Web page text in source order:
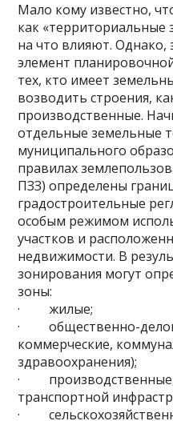
Мало кому известно,
как
на что влияют. Однако,
элемент
тех, кто имеет
возводить строения,
производственные.
отдельные земельные
муниципального
правилах
ПЗЗ) определены
градостроительные
особым режимом
участков и
недвижимости. В
зонирования могут
зоны:
· жилые;
· общественно-
коммерческие,
здравоохранения);
·
транспортной
·